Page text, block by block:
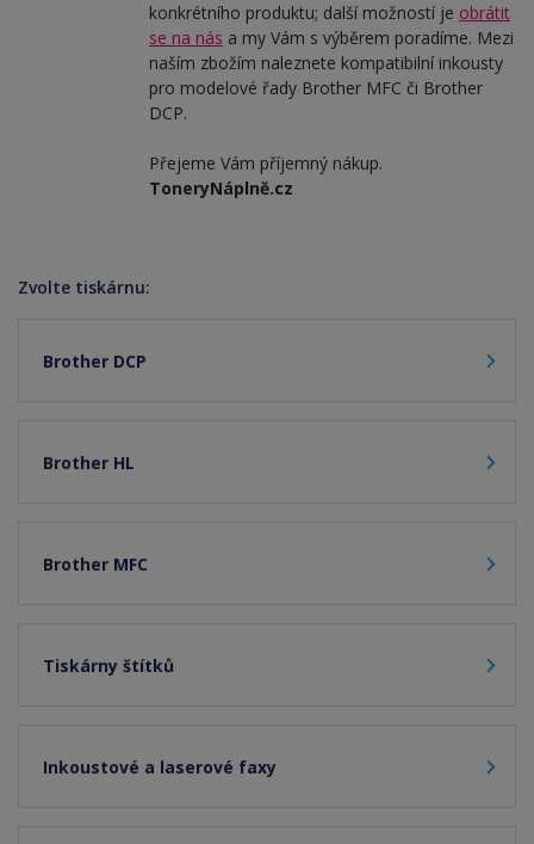
konkrétního produktu; další možností je obrátit
se na nás a my Vám s výběrem poradíme. Mezi
naším zbožím naleznete kompatibilní inkousty
pro modelové řady Brother MFC či Brother
DCP.
Přejeme Vám příjemný nákup.
ToneryNáplně.cz
Zvolte tiskárnu:
Brother DCP
Brother HL
Brother MFC
Tiskárny štítků
Inkoustové a laserové faxy